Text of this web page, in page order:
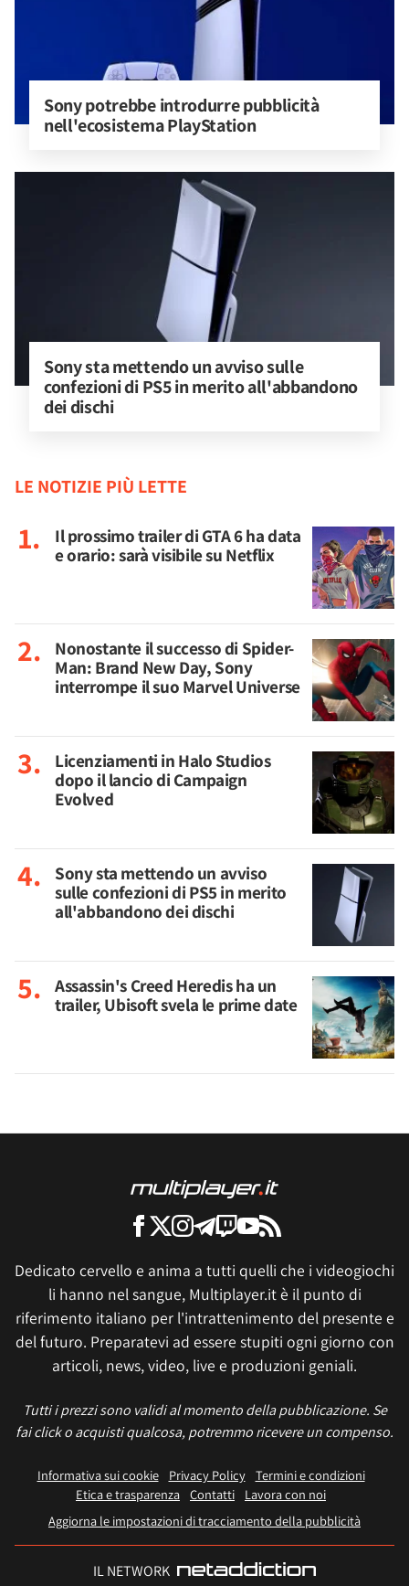
Sony potrebbe introdurre pubblicità
nell'ecosistema PlayStation
Sony sta mettendo un avviso sulle
confezioni di PS5 in merito all'abbandono
dei dischi
LE NOTIZIE PIÙ LETTE
Il prossimo trailer di GTA 6 ha data
e orario: sarà visibile su Netflix
Nonostante il successo di Spider-
Man: Brand New Day, Sony
interrompe il suo Marvel Universe
Licenziamenti in Halo Studios
dopo il lancio di Campaign
Evolved
Sony sta mettendo un avviso
sulle confezioni di PS5 in merito
all'abbandono dei dischi
Assassin's Creed Heredis ha un
trailer, Ubisoft svela le prime date
Dedicato cervello e anima a tutti quelli che i videogiochi
li hanno nel sangue, Multiplayer.it è il punto di
riferimento italiano per l'intrattenimento del presente e
del futuro. Preparatevi ad essere stupiti ogni giorno con
articoli, news, video, live e produzioni geniali.
Tutti i prezzi sono validi al momento della pubblicazione. Se
fai click o acquisti qualcosa, potremmo ricevere un compenso.
Informativa sui cookie Privacy Policy
Termini e condizioni
Etica e trasparenza Contatti
Lavora con noi
Aggiorna le impostazioni di tracciamento della pubblicità
IL NETWORK